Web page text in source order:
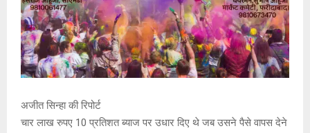
अजीत सिन्हा की रिपोर्ट
चार लाख रुपए 10 प्रतिशत ब्याज पर उधार दिए थे जब उसने पैसे वापस देने